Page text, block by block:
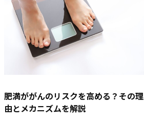
肥満ががんのリスクを高める？その理
由とメカニズムを解説